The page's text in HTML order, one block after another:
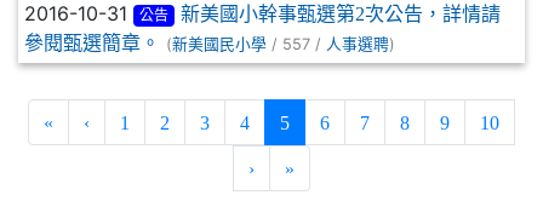
2016-10-31 公告
新美國小幹事甄選第2次公告，詳情請
參閱甄選簡章。
(新美國民小學 / 557 / 人事選聘)
« ‹ 1 2 3 4 5(current)
6 7 8 9 10
› »